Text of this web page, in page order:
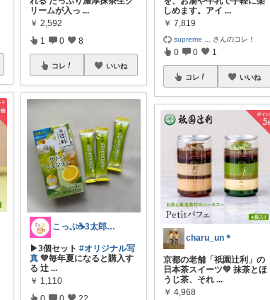
リームが入っ ...
￥ 2,592
1 0 8
コレ いいね
こっぷ☕️3太郎ママ
▶︎3個セット#オリジナル写
真 💚毎年夏になると購入す
る 辻 ...
￥ 1,110
0 0 22
しめます。アイ ...
￥ 7,819
supreme さんのコレ！
0 0 1
コレ いいね
charu_un＊
京都の老舗「祇園辻利」の
日本茶スイーツ💚 抹茶とほ
うじ茶、それ ...
￥ 4,968